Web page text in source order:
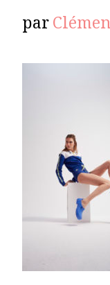
par